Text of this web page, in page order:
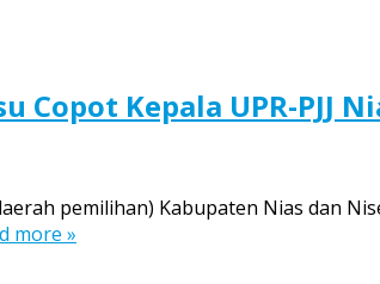
Copot Kepala UPR-PJJ
pemilihan) Kabupaten Nias dan
more »